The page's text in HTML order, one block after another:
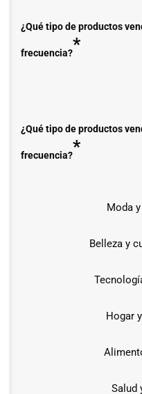
¿Qué tipo de productos
frecuencia?*
¿Qué tipo de productos
frecuencia?*
Moda
Belleza y
Hogar
Salud